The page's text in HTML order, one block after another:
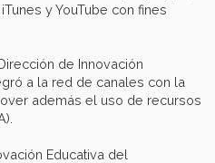
y YouTube con fines
de Innovación
a la red de canales con la
además el uso de recursos
Educativa del